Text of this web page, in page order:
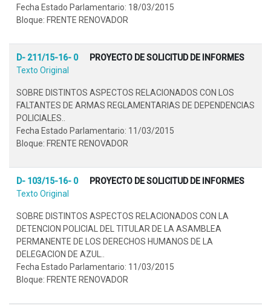
Fecha Estado Parlamentario: 18/03/2015
Bloque: FRENTE RENOVADOR
D- 211/15-16- 0
PROYECTO DE SOLICITUD DE INFORMES
Texto Original
SOBRE DISTINTOS ASPECTOS RELACIONADOS CON LOS
FALTANTES DE ARMAS REGLAMENTARIAS DE DEPENDENCIAS
POLICIALES..
Fecha Estado Parlamentario: 11/03/2015
Bloque: FRENTE RENOVADOR
D- 103/15-16- 0
PROYECTO DE SOLICITUD DE INFORMES
Texto Original
SOBRE DISTINTOS ASPECTOS RELACIONADOS CON LA
DETENCION POLICIAL DEL TITULAR DE LA ASAMBLEA
PERMANENTE DE LOS DERECHOS HUMANOS DE LA
DELEGACION DE AZUL..
Fecha Estado Parlamentario: 11/03/2015
Bloque: FRENTE RENOVADOR